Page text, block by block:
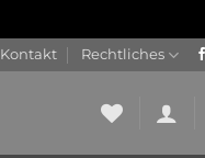
Kontakt Rechtliches